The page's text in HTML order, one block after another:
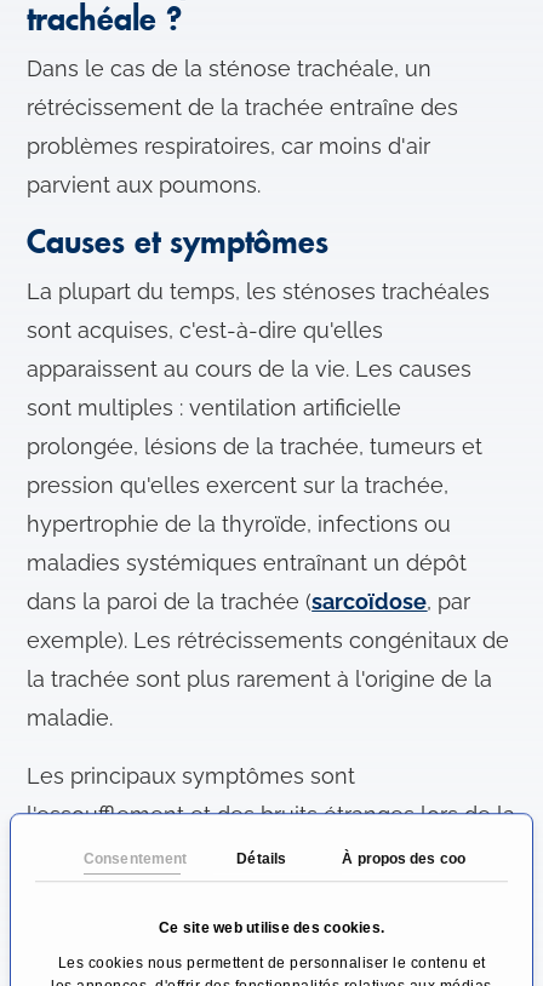
Consentement Détails À propos des cookies
Ce site web utilise des cookies.
Les cookies nous permettent de personnaliser le contenu et
trachéale ?
Dans le cas de la sténose trachéale, un
rétrécissement de la trachée entraîne des
problèmes respiratoires, car moins d'air
parvient aux poumons.
Causes et symptômes
La plupart du temps, les sténoses trachéales
sont acquises, c'est-à-dire qu'elles
apparaissent au cours de la vie. Les causes
sont multiples : ventilation artificielle
prolongée, lésions de la trachée, tumeurs et
pression qu'elles exercent sur la trachée,
hypertrophie de la thyroïde, infections ou
maladies systémiques entraînant un dépôt
dans la paroi de la trachée (sarcoïdose, par
exemple). Les rétrécissements congénitaux de
la trachée sont plus rarement à l'origine de la
maladie.
Les principaux symptômes sont
l'essoufflement et des bruits étranges lors de la
respiration. En fonction de la gravité du
provoqués par l'activité sportive (sténoses
trachéales légères) ou être déjà présents au